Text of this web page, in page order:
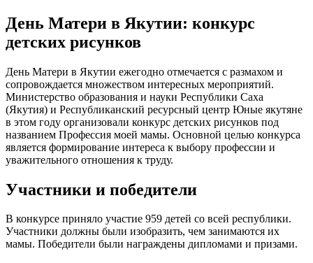
День Матери в Якутии: конкурс
детских рисунков
День Матери в Якутии ежегодно отмечается с размахом и
сопровождается множеством интересных мероприятий.
Министерство образования и науки Республики Саха
(Якутия) и Республиканский ресурсный центр Юные якутяне
в этом году организовали конкурс детских рисунков под
названием Профессия моей мамы. Основной целью конкурса
является формирование интереса к выбору профессии и
уважительного отношения к труду.
Участники и победители
В конкурсе приняло участие 959 детей со всей республики.
Участники должны были изобразить, чем занимаются их
мамы. Победители были награждены дипломами и призами.